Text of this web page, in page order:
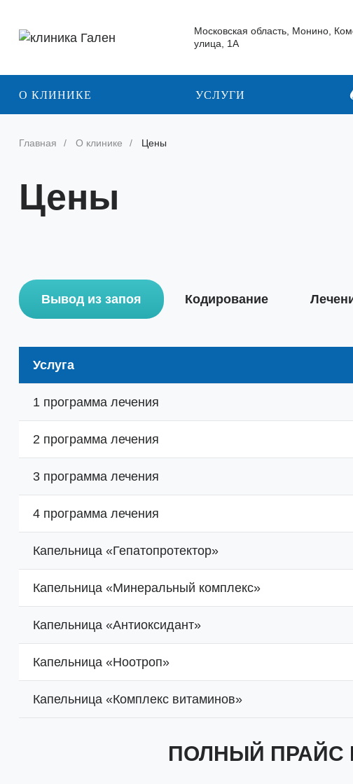
Московская область, Монино,
улица, 1А
О КЛИНИКЕ УСЛУГИ
Главная О клинике Цены
Цены
Вывод из запоя Кодирование
Услуга
1 программа лечения
2 программа лечения
3 программа лечения
4 программа лечения
Капельница «Гепатопротектор»
Капельница «Минеральный комплекс»
Капельница «Антиоксидант»
Капельница «Ноотроп»
Капельница «Комплекс витаминов»
ПОЛНЫЙ ПРАЙС